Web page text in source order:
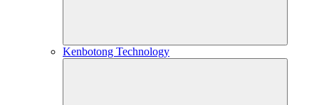
Kenbotong Technology